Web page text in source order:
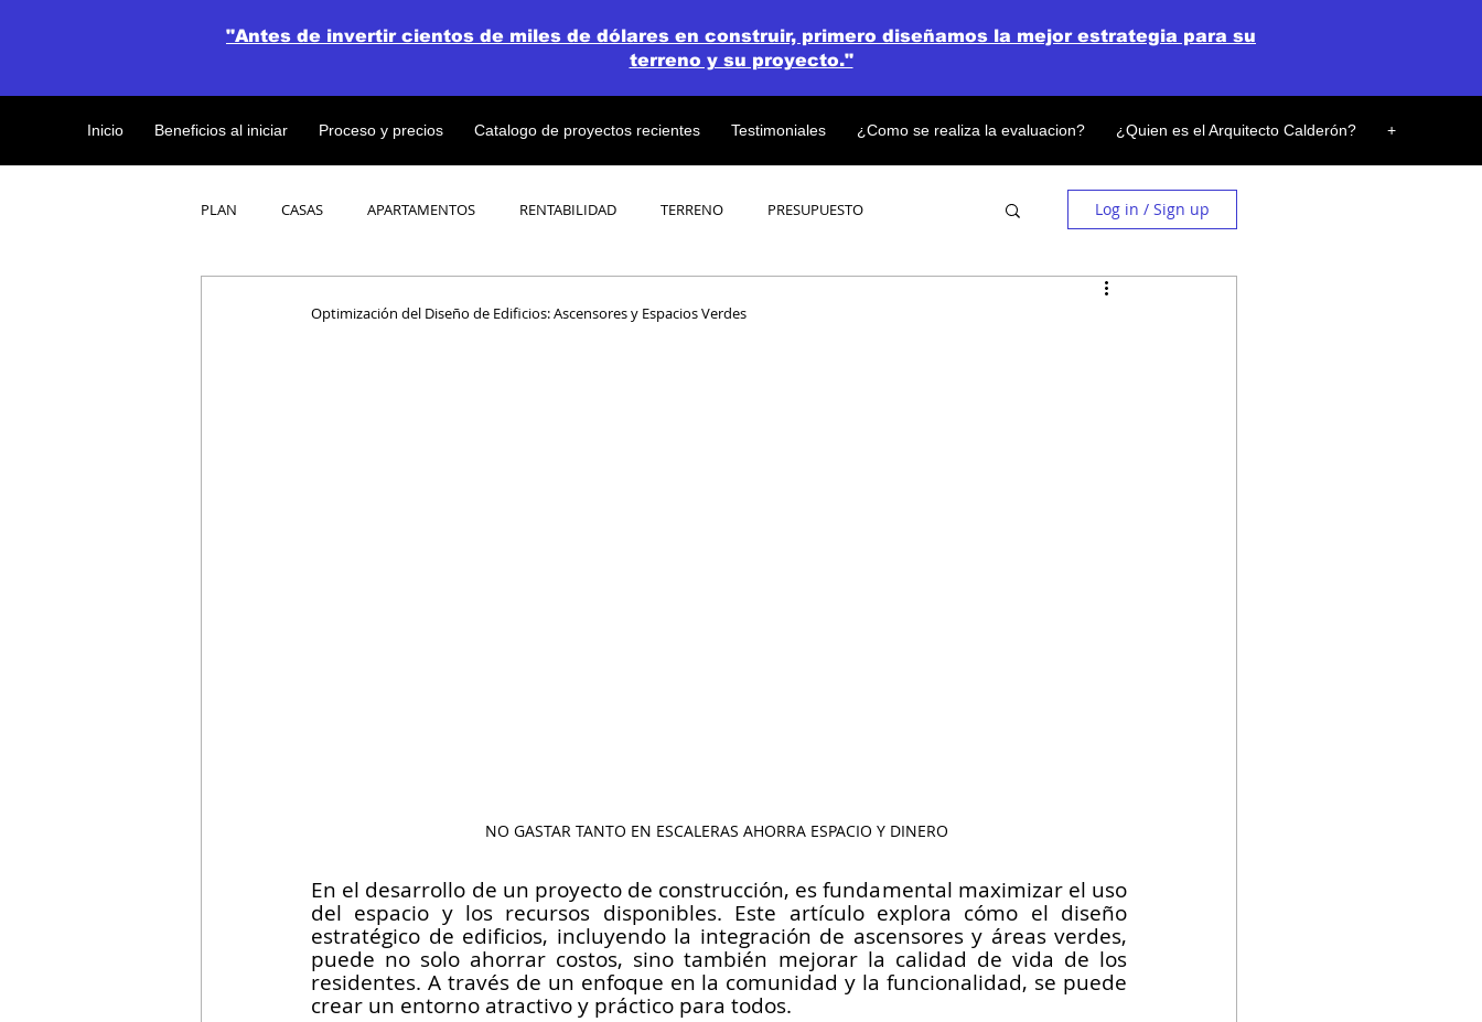
Inicio Beneficios al iniciar Proceso y precios Catalogo de proyectos recientes Testimoniales ¿Como se realiza la evaluacion? ¿Quien es el Arquitecto Calderón? +
"Antes de invertir cientos de miles de dólares en construir, primero diseñamos la mejor estrategia para su
terreno y su proyecto."
PLAN CASAS APARTAMENTOS RENTABILIDAD TERRENO PRESUPUESTO Log in / Sign up
Optimización del Diseño de Edificios: Ascensores y Espacios Verdes
NO GASTAR TANTO EN ESCALERAS AHORRA ESPACIO Y DINERO
En el desarrollo de un proyecto de construcción, es fundamental maximizar el uso
del espacio y los recursos disponibles. Este artículo explora cómo el diseño
estratégico de edificios, incluyendo la integración de ascensores y áreas verdes,
puede no solo ahorrar costos, sino también mejorar la calidad de vida de los
residentes. A través de un enfoque en la comunidad y la funcionalidad, se puede
crear un entorno atractivo y práctico para todos.